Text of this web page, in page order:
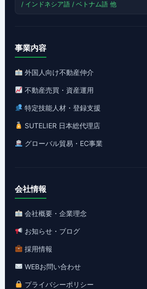
/ インドネシア語 / ベトナム語 他
事業内容
外国人向け不動産仲介
不動産売買・資産運用
特定技能人材・登録支援
SUTELIER 日本総代理店
グローバル貿易・EC事業
会社情報
会社概要・企業理念
お知らせ・ブログ
採用情報
WEBお問い合わせ
プライバシーポリシー